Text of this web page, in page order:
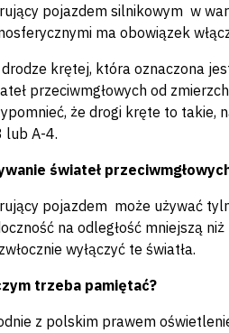
pojazdem silnikowym w
ma obowiązek
krętej, która oznaczona
przeciwmgłowych od
że drogi kręte to takie,
lub A-4.
świateł
pojazdem może używać
na odległość mniejszą
wyłączyć te światła.
trzeba pamiętać?
z polskim prawem